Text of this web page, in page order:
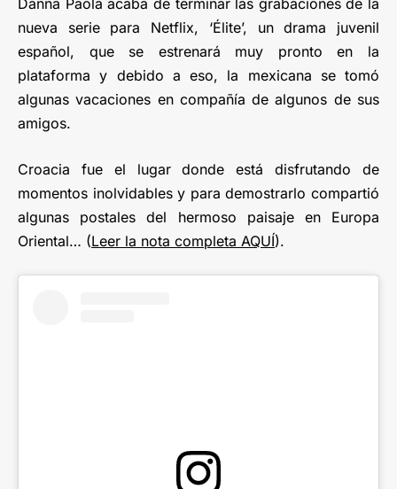
nueva serie para Netflix, ‘Élite’, un drama juvenil
español, que se estrenará muy pronto en la
plataforma y debido a eso, la mexicana se tomó
algunas vacaciones en compañía de algunos de sus
amigos.
Croacia fue el lugar donde está disfrutando de
momentos inolvidables y para demostrarlo compartió
algunas postales del hermoso paisaje en Europa
Oriental… (Leer la nota completa AQUÍ).